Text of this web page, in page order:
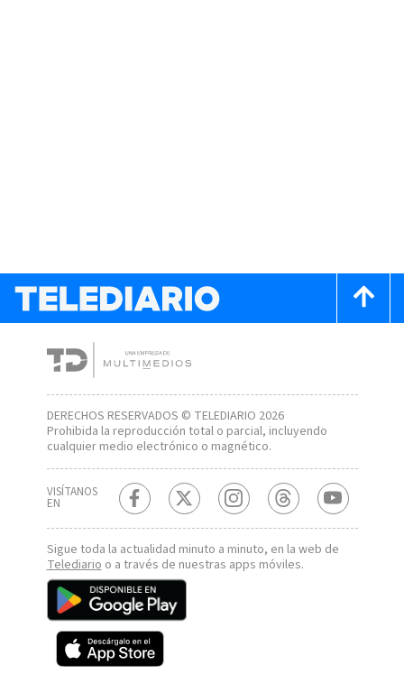
DERECHOS RESERVADOS © TELEDIARIO 2026
Prohibida la reproducción total o parcial, incluyendo
cualquier medio electrónico o magnético.
VISÍTANOS
EN
Sigue toda la actualidad minuto a minuto, en la web de
Telediario o a través de nuestras apps móviles.